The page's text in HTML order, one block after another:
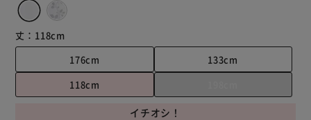
丈： 118cm
176cm
133cm
118cm
イチオシ！